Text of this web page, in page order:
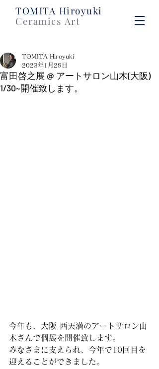
​TOMITA Hiroyuki
Ceramics Art
富田啓之展 @ アートサロン山木(大阪)
1/30~開催致します。
TOMITA Hiroyuki
2023年1月29日
今年も、大阪 西天満のアートサロン山
木さんで個展を開催致します。
みなさまに支えられ、今年で10回目を
迎えることができました。